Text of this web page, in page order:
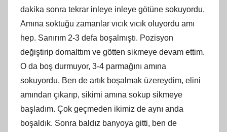
dakika sonra tekrar inleye inleye götüne sokuyordu.
Amına soktuğu zamanlar vıcık vıcık oluyordu amı
hep. Sanırım 2-3 defa boşalmıştı. Pozisyon
değiştirip domalttım ve götten sikmeye devam ettim.
O da boş durmuyor, 3-4 parmağını amına
sokuyordu. Ben de artık boşalmak üzereydim, elini
amından çıkarıp, sikimi amına sokup sikmeye
başladım. Çok geçmeden ikimiz de aynı anda
boşaldık. Sonra baldız banyoya gitti, ben de